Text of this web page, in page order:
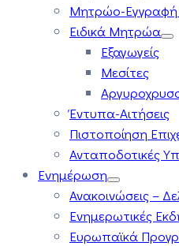
Μητρώο-Εγγραφή
Ειδικά Μητρώα
Εξαγωγείς
Μεσίτες
Έντυπα-Αιτήσεις
Πιστοποίηση
Ανταποδοτικές
Ενημέρωση
Ανακοινώσεις –
Ενημερωτικές
Ευρωπαϊκά